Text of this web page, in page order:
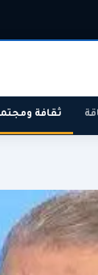
ثقافة